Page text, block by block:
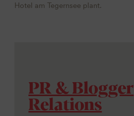
Hotel am Tegernsee plant.
PR & Blogger
Relations